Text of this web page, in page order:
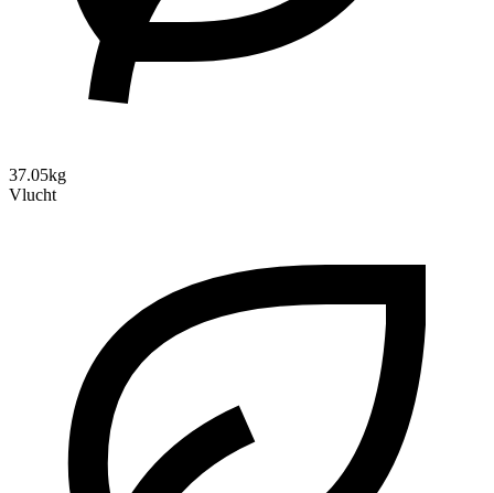
37.05kg
Vlucht